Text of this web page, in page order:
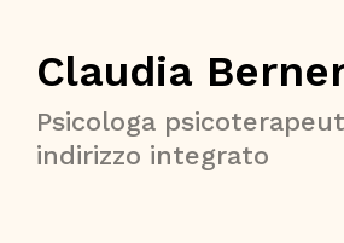
Claudia
Psicologa
indirizzo integrato